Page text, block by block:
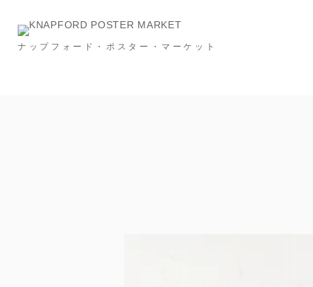
ナップフォード・ポスター・マーケット